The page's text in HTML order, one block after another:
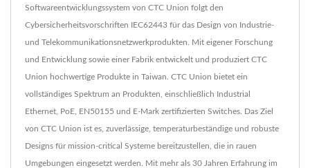
Softwareentwicklungssystem von CTC Union folgt den
Cybersicherheitsvorschriften IEC62443 für das Design von Industrie-
und Telekommunikationsnetzwerkprodukten. Mit eigener Forschung
und Entwicklung sowie einer Fabrik entwickelt und produziert CTC
Union hochwertige Produkte in Taiwan. CTC Union bietet ein
vollständiges Spektrum an Produkten, einschließlich Industrial
Ethernet, PoE, EN50155 und E-Mark zertifizierten Switches. Das Ziel
von CTC Union ist es, zuverlässige, temperaturbeständige und robuste
Designs für mission-critical Systeme bereitzustellen, die in rauen
Umgebungen eingesetzt werden. Mit mehr als 30 Jahren Erfahrung im